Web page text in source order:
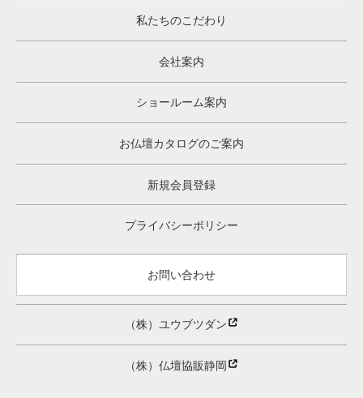
私たちのこだわり
会社案内
ショールーム案内
お仏壇カタログのご案内
新規会員登録
プライバシーポリシー
お問い合わせ
（株）ユウブツダン
（株）仏壇協販静岡